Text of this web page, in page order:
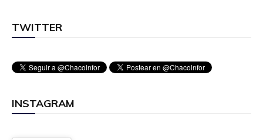
TWITTER
INSTAGRAM